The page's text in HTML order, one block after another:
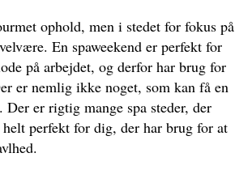
ophold, men i stedet for fokus på
En spaweekend er perfekt for
på arbejdet, og derfor har brug for
er nemlig ikke noget, som kan få en
er rigtig mange spa steder, der
perfekt for dig, der har brug for at